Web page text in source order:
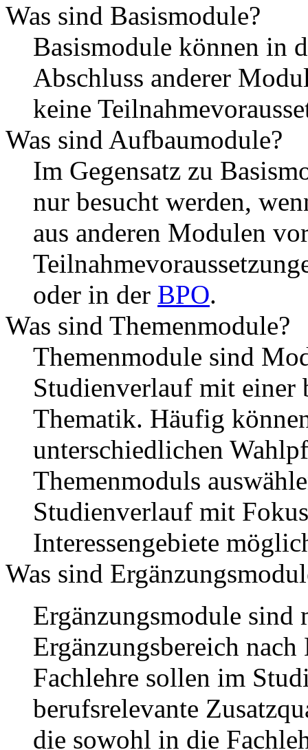
Was sind Basismodule?
Basismodule können in
Abschluss anderer
keine
Was sind Aufbaumodule?
Im Gegensatz zu
nur besucht werden,
aus anderen Modulen
oder in der BPO.
Was sind Themenmodule?
Themenmodule sind
Studienverlauf mit einer
Thematik. Häufig
unterschiedlichen
Themenmoduls
Studienverlauf mit
Interessengebiete
Was sind
Ergänzungsmodule
Ergänzungsbereich
Fachlehre sollen im
berufsrelevante
die sowohl in die